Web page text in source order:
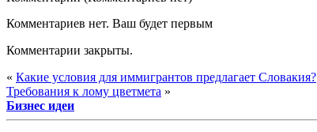
Комментариев нет. Ваш будет первым
Комментарии закрыты.
« Какие условия для иммигрантов предлагает Словакия?
Требования к лому цветмета »
Бизнес идеи